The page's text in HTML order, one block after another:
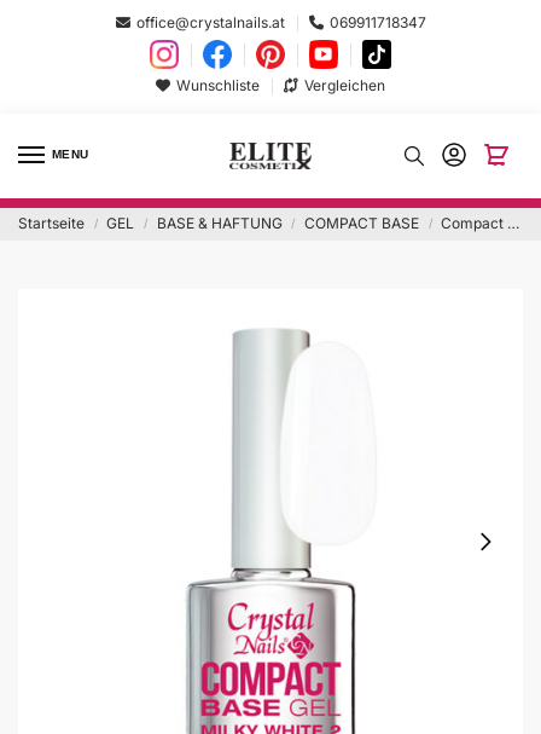
office@crystalnails.at 069911718347
Wunschliste Vergleichen
MENU
Startseite / GEL / BASE & HAFTUNG / COMPACT BASE / Compact Base milky white 2 – 8ml Hema Free